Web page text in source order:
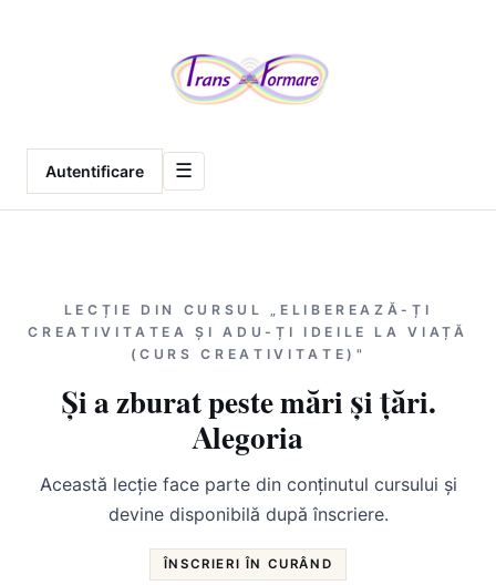
Autentificare ☰
LECȚIE DIN CURSUL „ELIBEREAZĂ-ȚI
CREATIVITATEA ȘI ADU-ȚI IDEILE LA VIAȚĂ
(CURS CREATIVITATE)"
Și a zburat peste mări și țări.
Alegoria
Această lecție face parte din conținutul cursului și
devine disponibilă după înscriere.
ÎNSCRIERI ÎN CURÂND